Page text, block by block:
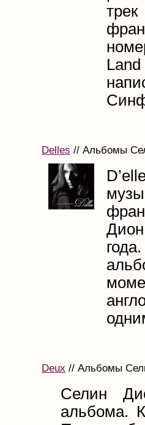
Delles // Альбомы
Deux // Альбомы
Селин
альбома.